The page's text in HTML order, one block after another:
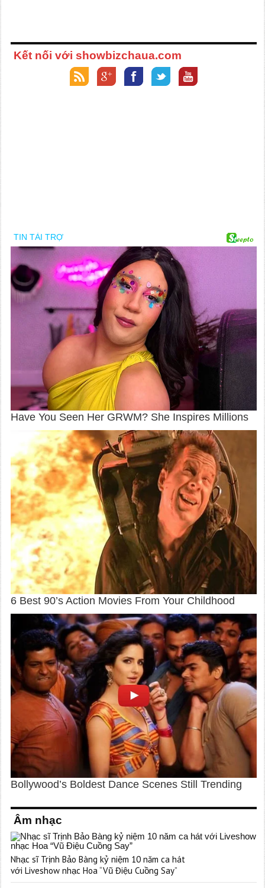
Kết nối với showbizchaua.com
Âm nhạc
Nhạc sĩ Trịnh Bảo Bàng kỷ niệm 10 năm ca hát
với Liveshow nhạc Hoa “Vũ Điệu Cuồng Say”